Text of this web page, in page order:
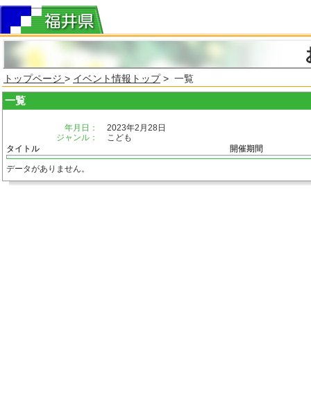
トップページ > イベント情報トップ> 一覧
一覧
年月日：
2023年2月28日
ジャンル：
こども
タイトル
開催期間
データがありません。